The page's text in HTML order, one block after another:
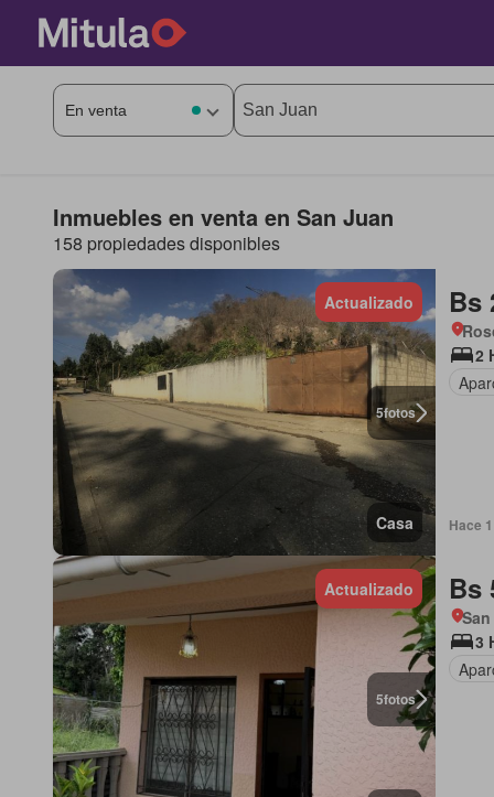
Inmuebles en venta en San Juan
158 propiedades disponibles
5fotos
Actualizado
Casa
Bs
2
Hace
5fotos
Actualizado Bs
3